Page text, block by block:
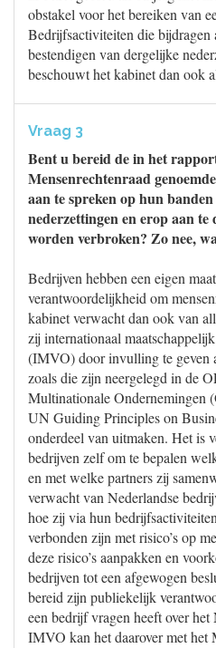
obstakel voor het bereiken van
Bedrijfsactiviteiten die
bestendigen van dergelijke
beschouwt het kabinet dan ook
Vraag 3
Bent u bereid de in het
Mensenrechtenraad
aan te spreken op hun
nederzettingen en erop aan
worden verbroken? Zo nee,
Bedrijven hebben een eigen
verantwoordelijkheid om
kabinet verwacht dan ook van
zij internationaal
(IMVO) door invulling te geven
zoals die zijn neergelegd in de
Multinationale Ondernemingen
UN Guiding Principles on
onderdeel van uitmaken. Het is
bedrijven zelf om te bepalen
en met welke partners zij
verwacht van Nederlandse
hoe zij via hun
verbonden zijn met risico’s op
deze risico’s aanpakken en
bedrijven tot een afgewogen
bereid zijn publiekelijk
een bedrijf vragen heeft over
IMVO kan het daarover met het